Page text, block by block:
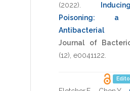
(2022)
Poisoning: a
Antibacterial
Journal of
(12), e0041122